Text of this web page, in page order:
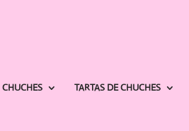
CHUCHES TARTAS DE CHUCHES